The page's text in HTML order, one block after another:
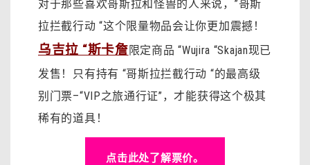
对于那些喜欢哥斯拉和怪兽的人来说，”哥斯
拉拦截行动 “这个限量物品会让你更加震撼！
乌吉拉 “斯卡詹限定商品 “Wujira “Skajan现已
发售！只有持有 “哥斯拉拦截行动 “的最高级
别门票–“VIP之旅通行证”，才能获得这个极其
稀有的道具！
点击此处了解票价。